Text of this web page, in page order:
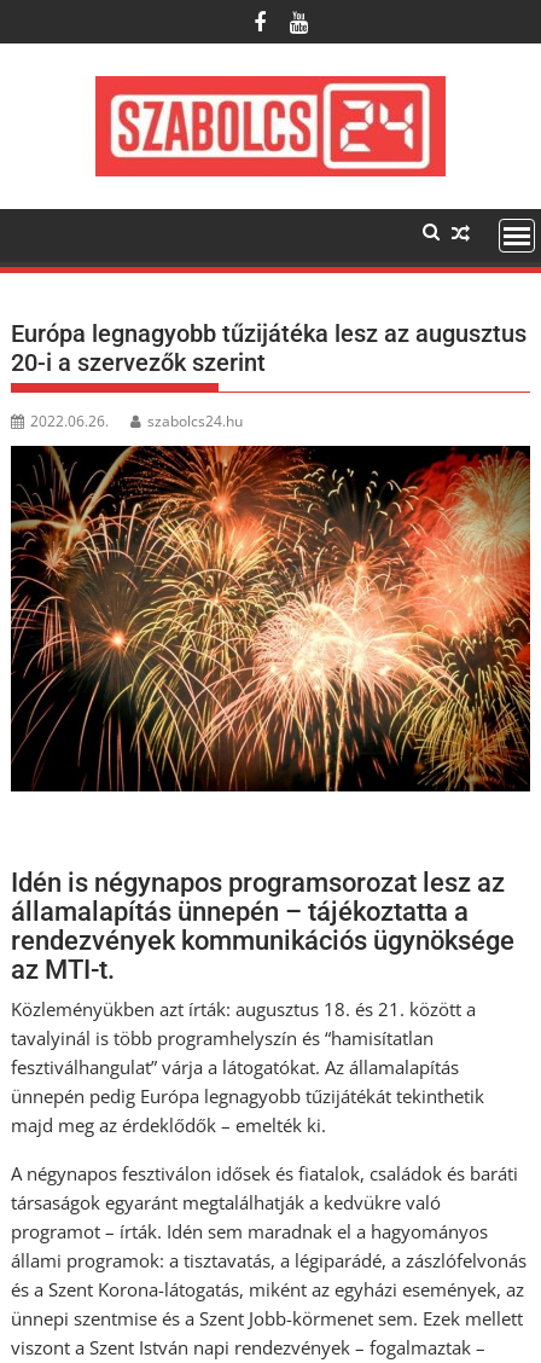
to
Európa legnagyobb tűzijátéka lesz az augusztus
20-i a szervezők szerint
2022.06.26. szabolcs24.hu
Idén is négynapos programsorozat lesz az
államalapítás ünnepén – tájékoztatta a
rendezvények kommunikációs ügynöksége
az MTI-t.
Közleményükben azt írták: augusztus 18. és 21. között a
tavalyinál is több programhelyszín és “hamisítatlan
fesztiválhangulat” várja a látogatókat. Az államalapítás
ünnepén pedig Európa legnagyobb tűzijátékát tekinthetik
majd meg az érdeklődők – emelték ki.
A négynapos fesztiválon idősek és fiatalok, családok és baráti
társaságok egyaránt megtalálhatják a kedvükre való
programot – írták. Idén sem maradnak el a hagyományos
állami programok: a tisztavatás, a légiparádé, a zászlófelvonás
és a Szent Korona-látogatás, miként az egyházi események, az
ünnepi szentmise és a Szent Jobb-körmenet sem. Ezek mellett
viszont a Szent István napi rendezvények – fogalmaztak –